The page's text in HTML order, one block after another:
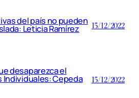
del país no pueden
Leticia Ramírez 15/12/2022
desaparezca el
Individuales: Cepeda 15/12/2022